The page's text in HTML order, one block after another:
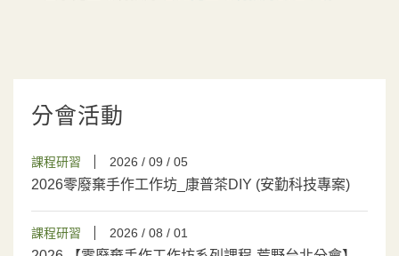
分會活動
課程研習 2026 / 09 / 05
2026零廢棄手作工作坊_康普茶DIY (安勤科技專案)
課程研習 2026 / 08 / 01